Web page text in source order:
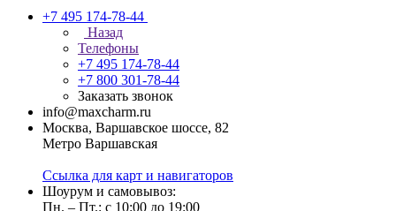
+7 495 174-78-44
Назад
Телефоны
+7 495 174-78-44
+7 800 301-78-44
Заказать звонок
info@maxcharm.ru
Москва, Варшавское шоссе, 82
Метро Варшавская
Ссылка для карт и навигаторов
Шоурум и самовывоз:
Пн. – Пт.: с 10:00 до 19:00